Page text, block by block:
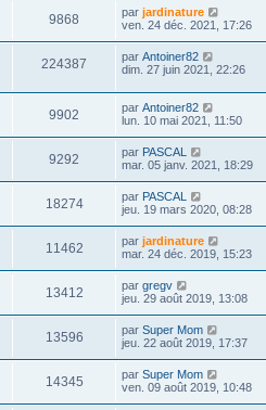
9868 par jardinature
ven. 24 déc. 2021, 17:26
224387 par Antoiner82
dim. 27 juin 2021, 22:26
9902 par Antoiner82
lun. 10 mai 2021, 11:50
9292 par PASCAL
mar. 05 janv. 2021, 18:29
18274 par PASCAL
jeu. 19 mars 2020, 08:28
11462 par jardinature
mar. 24 déc. 2019, 15:23
13412 par gregv
jeu. 29 août 2019, 13:08
13596 par Super Mom
jeu. 22 août 2019, 17:37
14345 par Super Mom
ven. 09 août 2019, 10:48